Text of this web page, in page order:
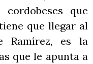
que
que llegar al
Ramírez, es la
que le apunta a